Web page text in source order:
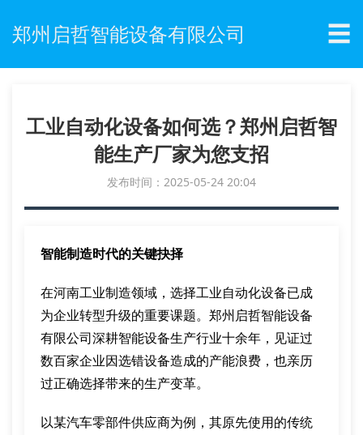
郑州启哲智能设备有限公司 ☰
工业自动化设备如何选？郑州启哲智
能生产厂家为您支招
发布时间：2025-05-24 20:04
智能制造时代的关键抉择
在河南工业制造领域，选择工业自动化设备已成
为企业转型升级的重要课题。郑州启哲智能设备
有限公司深耕智能设备生产行业十余年，见证过
数百家企业因选错设备造成的产能浪费，也亲历
过正确选择带来的生产变革。
以某汽车零部件供应商为例，其原先使用的传统